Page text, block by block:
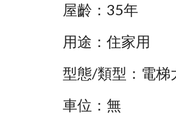
屋齡：35年
用途：住家用
型態/類型：電梯
車位：無